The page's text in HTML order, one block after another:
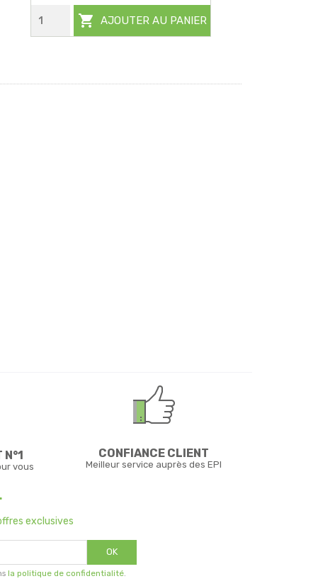
 AJOUTER AU PANIER
vous
CONFIANCE CLIENT
Meilleur service auprès des EPI
exclusives
OK
la politique de confidentialité.